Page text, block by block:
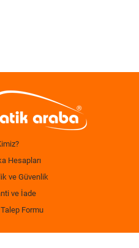
Hesapları
ve Güvenlik
ve İade
Formu